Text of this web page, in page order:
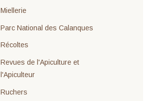
Miellerie
Parc National des Calanques
Récoltes
Revues de l'Apiculture et
l'Apiculteur
Ruchers